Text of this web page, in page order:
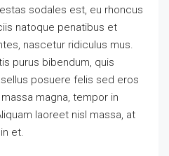
sodales est, eu rhoncus
natoque penatibus et
nascetur ridiculus mus.
purus bibendum, quis
posuere felis sed eros
magna, tempor in
laoreet nisl massa, at
et.